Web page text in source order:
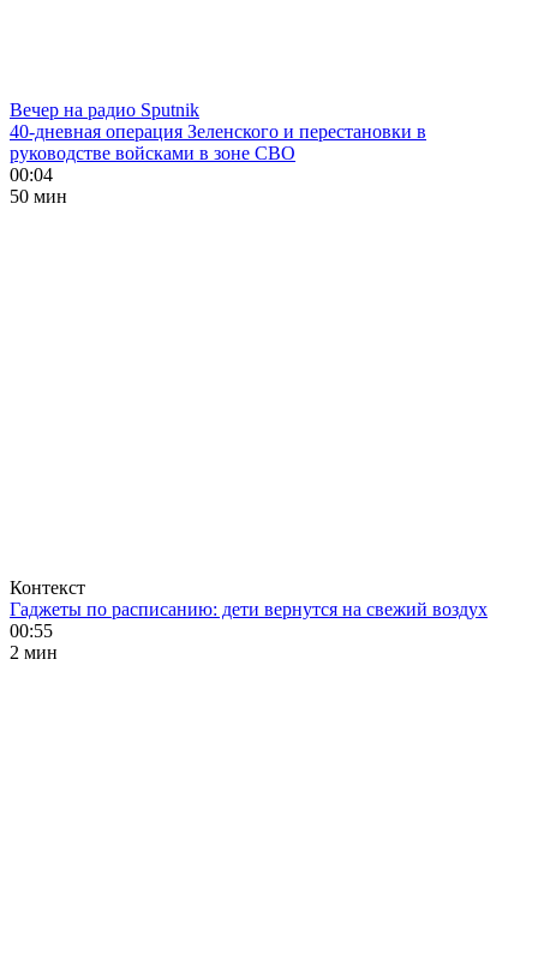
Вечер на радио Sputnik
40-дневная операция Зеленского и перестановки в
руководстве войсками в зоне СВО
00:04
50 мин
Контекст
Гаджеты по расписанию: дети вернутся на свежий воздух
00:55
2 мин